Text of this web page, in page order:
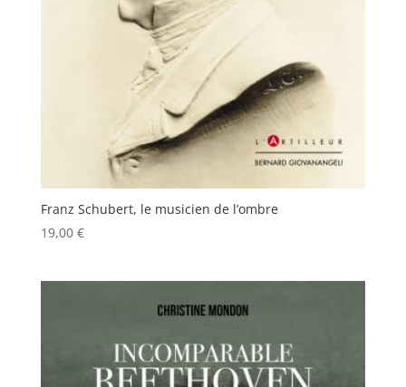
Franz Schubert, le musicien de l’ombre
19,00 €